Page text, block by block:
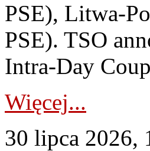
PSE), Litwa-
PSE). TSO
Intra-Day
Więcej...
30 lipca 2026,